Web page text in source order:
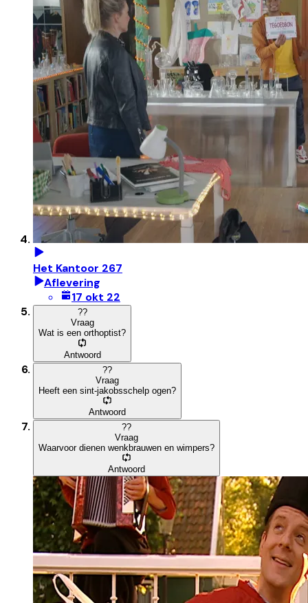
Het Kantoor 267
Aflevering
17 okt 22
??
Vraag
Wat is een orthoptist?
Antwoord
??
Vraag
Heeft een sint-jakobsschelp ogen?
Antwoord
??
Vraag
Waarvoor dienen wenkbrauwen en wimpers?
Antwoord